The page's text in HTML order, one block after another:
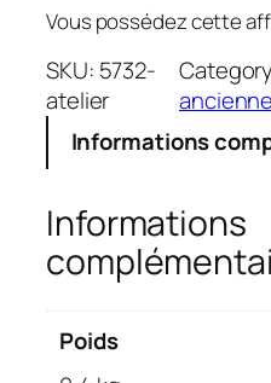
Vous possédez cette
SKU: 5732-
atelier
ancienne
Informations
Informations
Poids